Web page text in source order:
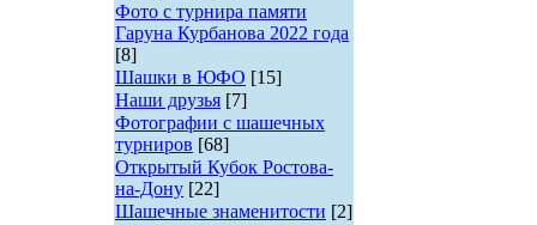
Фото с турнира памяти
Гаруна Курбанова 2022 года
[8]
Шашки в ЮФО [15]
Наши друзья [7]
Фотографии с шашечных
турниров [68]
Открытый Кубок Ростова-
на-Дону [22]
Шашечные знаменитости [2]